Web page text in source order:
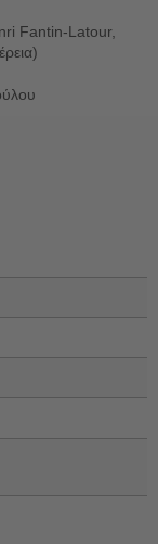
Fantin-Latour,